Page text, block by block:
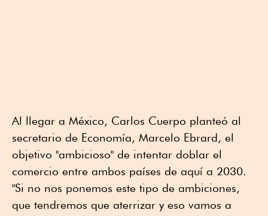
Al llegar a México, Carlos Cuerpo planteó al
secretario de Economía, Marcelo Ebrard, el
objetivo "ambicioso" de intentar doblar el
comercio entre ambos países de aquí a 2030.
"Si no nos ponemos este tipo de ambiciones,
que tendremos que aterrizar y eso vamos a